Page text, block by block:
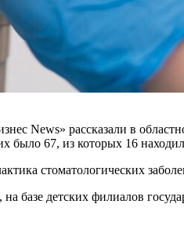
News» рассказали в
было 67, из которых 16
стоматологических
базе детских филиалов